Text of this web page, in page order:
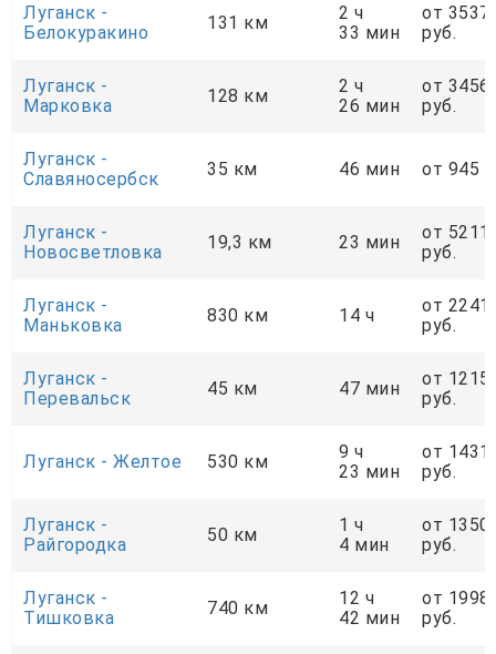
Луганск -
Белокуракино
131 км
2 ч
33 мин
от 3537
руб.
Луганск -
Марковка
128 км
2 ч
26 мин
от 3456
руб.
Луганск -
Славяносербск
35 км 46 мин от 945
Луганск -
Новосветловка
19,3 км 23 мин
от 5211
руб.
Луганск -
Маньковка
830 км 14 ч
от
руб.
Луганск -
Перевальск
45 км 47 мин
от 1215
руб.
Луганск - Желтое 530 км
9 ч
23 мин
от
руб.
Луганск -
Райгородка
50 км
1 ч
4 мин
от 1350
руб.
Луганск -
Тишковка
740 км
12 ч
42 мин
от
руб.